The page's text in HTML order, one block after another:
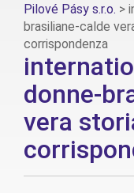
Pilové Pásy s.r.o. >
brasiliane-calde
corrispondenza
donne-
vera